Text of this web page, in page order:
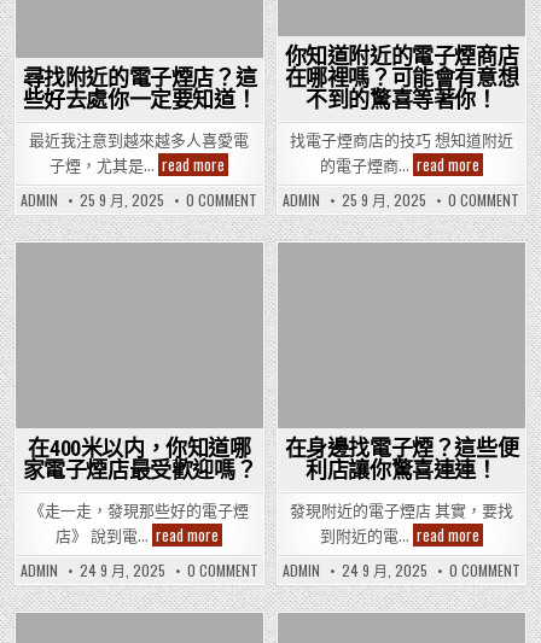
巧，
讓
你
的
電
子
煙
體
驗
更
上
一
層
幾
個
選
擇
技
巧，
讓
你
的
電
子
煙
體
驗
更
上
一
層
樓！
發
現
隱
藏
的
寶
藏
吧！
賣
快
來
發
現
隱
藏
的
寶
藏
你知道附近的電子煙商店
在哪裡嗎？可能會有意想
不到的驚喜等著你！
找電子煙商店的技巧 想知道附近
的電子煙商… read more你
知
道
附
近
的
會
有
意
想
不
到
的
驚
喜
等
著
你！
ADMIN 25 9 月, 2025 0 COMMENT ON
你
知
道
附
近
的
電
子
煙
商
店
在
哪
裡
可
能
會
有
意
想
不
到
的
驚
喜
等
著
你
尋找附近的電子煙店？這
些好去處你一定要知道！
最近我注意到越來越多人喜愛電
子煙，尤其是… read more
找
附
近
的
電
要
知
道！
ADMIN 25 9 月, 2025 0 COMMENT ON
尋
找
附
近
的
電
子
煙
店？
這
些
好
去
處
你
一
定
要
知
道！
在400米以内，你知道哪
家電子煙店最受歡迎嗎？
《走一走，發現那些好的電子煙
店》 說到電… read more
400
米
以
内，
你
ADMIN 24 9 月, 2025 0 COMMENTON
在
400
米
以
在身邊找電子煙？這些便
利店讓你驚喜連連！
發現附近的電子煙店 其實，要找
到附近的電… read more在
身
邊
找
電
子
ADMIN 24 9 月, 2025 0 COMMENTON
在
身
邊
找